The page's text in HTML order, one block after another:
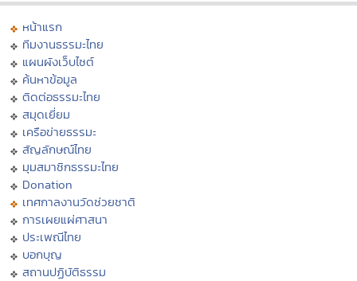
หน้าแรก
ทีมงานธรรมะไทย
แผนผังเว็บไซต์
ค้นหาข้อมูล
ติดต่อธรรมะไทย
สมุดเยี่ยม
เครือข่ายธรรมะ
สัญลักษณ์ไทย
มุมสมาชิกธรรมะไทย
Donation
เทศกาลงานวัดช่วยชาติ
การเผยแผ่ศาสนา
ประเพณีไทย
บอกบุญ
สถานปฏิบัติธรรม